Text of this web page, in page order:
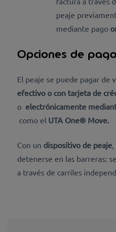
peaje
mediante pago
Opciones de pago
El peaje se puede pagar de
efectivo o con tarjeta de
o electrónicamente
como el UTA One® Move.
Con un dispositivo de peaje
detenerse en las barreras:
a través de carriles